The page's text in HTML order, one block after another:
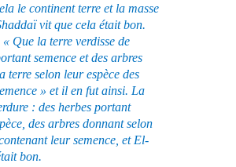
le continent terre et la masse
vit que cela était bon.
Que la terre verdisse de
semence et des arbres
terre selon leur espèce des
» et il en fut ainsi. La
: des herbes portant
des arbres donnant selon
leur semence, et El-
bon.